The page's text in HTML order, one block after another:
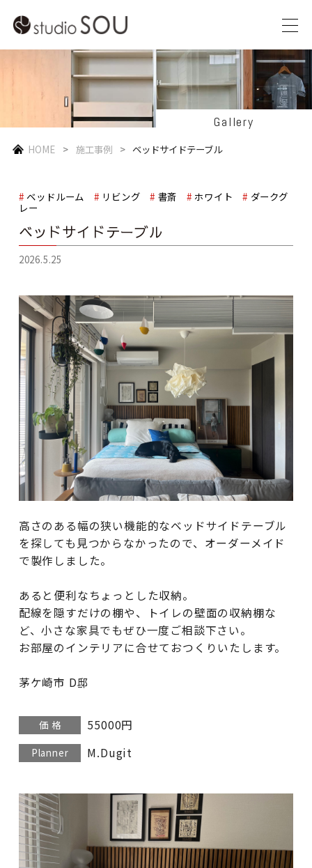
Gallery
HOME 施工事例 ベッドサイドテーブル
ベッドルーム リビング 書斎 ホワイト
ダークグ
レー
ベッドサイドテーブル
2026.5.25
高さのある幅の狭い機能的なベッドサイドテーブル
を探しても見つからなかったので、オーダーメイド
で製作しました。
あると便利なちょっとした収納。
配線を隠すだけの棚や、トイレの壁面の収納棚な
ど、小さな家具でもぜひ一度ご相談下さい。
お部屋のインテリアに合せておつくりいたします。
茅ケ崎市 D邸
価 格 55000円
Planner M.Dugit